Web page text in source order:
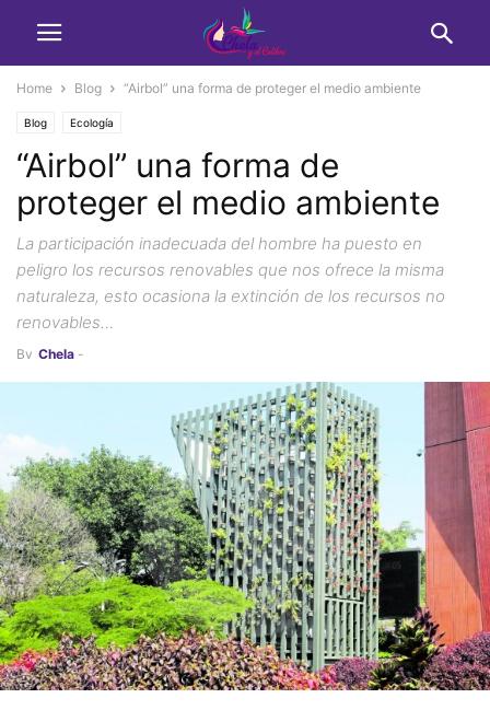
Home Blog “Airbol” una forma de proteger el medio ambiente
Blog Ecología
“Airbol” una forma de
proteger el medio ambiente
La participación inadecuada del hombre ha puesto en
peligro los recursos renovables que nos ofrece la misma
naturaleza, esto ocasiona la extinción de los recursos no
renovables…
By Chela -